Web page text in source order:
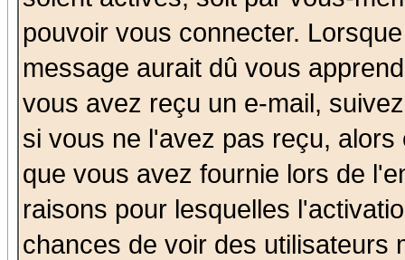
pouvoir vous connecter.
message aurait dû vous
vous avez reçu un e-mail,
si vous ne l'avez pas reçu,
que vous avez fournie lors de
raisons pour lesquelles
chances de voir des utilisateurs